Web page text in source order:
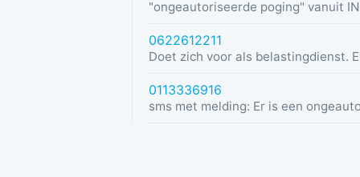
0622612211
0113336916